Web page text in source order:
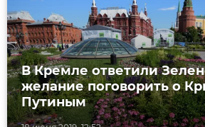
В Кремле ответили
желание поговорить о
Путиным